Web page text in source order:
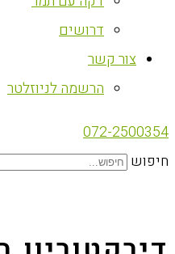
דרושים
צור קשר
הרשמה לניוזלטר
072-2500354
חיפוש